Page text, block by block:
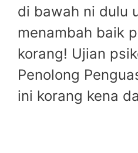
di bawah ni dulu
menambah baik
korang! Ujian
Penolong
ini korang kena